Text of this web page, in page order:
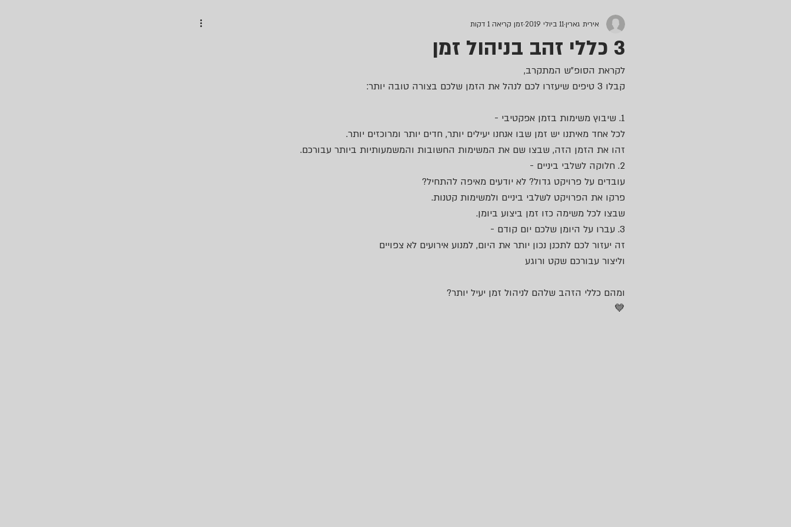
3 כללי זהב בניהול זמן
אירית גארין11 ביולי 2019 זמן קריאה 1 דקות
לקראת הסופ"ש המתקרב,
קבלו 3 טיפים שיעזרו לכם לנהל את הזמן שלכם בצורה טובה יותר:
1. שיבוץ משימות בזמן אפקטיבי -
לכל אחד מאיתנו יש זמן שבו אנחנו יעילים יותר, חדים יותר ומרוכזים יותר.
זהו את הזמן הזה, שבצו שם את המשימות החשובות והמשמעותיות ביותר עבורכם.
2. חלוקה לשלבי ביניים -
עובדים על פרויקט גדול? לא יודעים מאיפה להתחיל?
פרקו את הפרויקט לשלבי ביניים ולמשימות קטנות.
שבצו לכל משימה כזו זמן ביצוע ביומן.
3. עברו על היומן שלכם יום קודם -
זה יעזור לכם לתכנן נכון יותר את היום, למנוע אירועים לא צפויים
וליצור עבורכם שקט ורוגע
ומהם כללי הזהב שלהם לניהול זמן יעיל יותר?
💙